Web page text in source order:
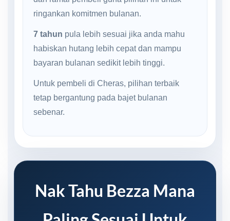
ringankan komitmen bulanan.
7 tahun pula lebih sesuai jika anda mahu
habiskan hutang lebih cepat dan mampu
bayaran bulanan sedikit lebih tinggi.
Untuk pembeli di Cheras, pilihan terbaik
tetap bergantung pada bajet bulanan
sebenar.
Nak Tahu Bezza Mana